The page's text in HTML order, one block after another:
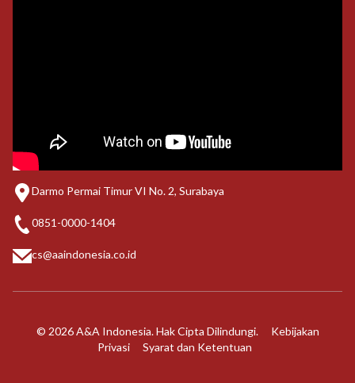
Darmo Permai Timur VI No. 2, Surabaya
0851-0000-1404
cs@aaindonesia.co.id
© 2026 A&A Indonesia. Hak Cipta Dilindungi.
Kebijakan
Privasi
Syarat dan Ketentuan